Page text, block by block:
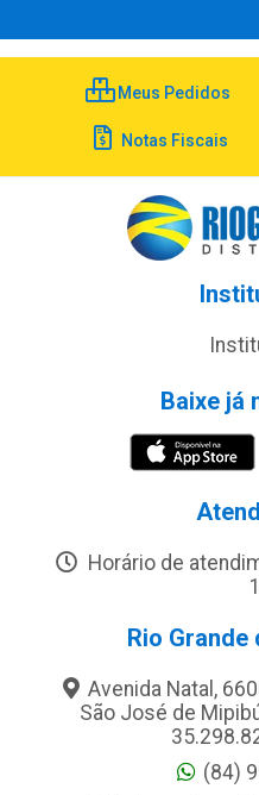
Meus Pedidos
Notas Fiscais
Baixe já
Horário de
Rio Grande
Avenida Natal,
São José de
(84)